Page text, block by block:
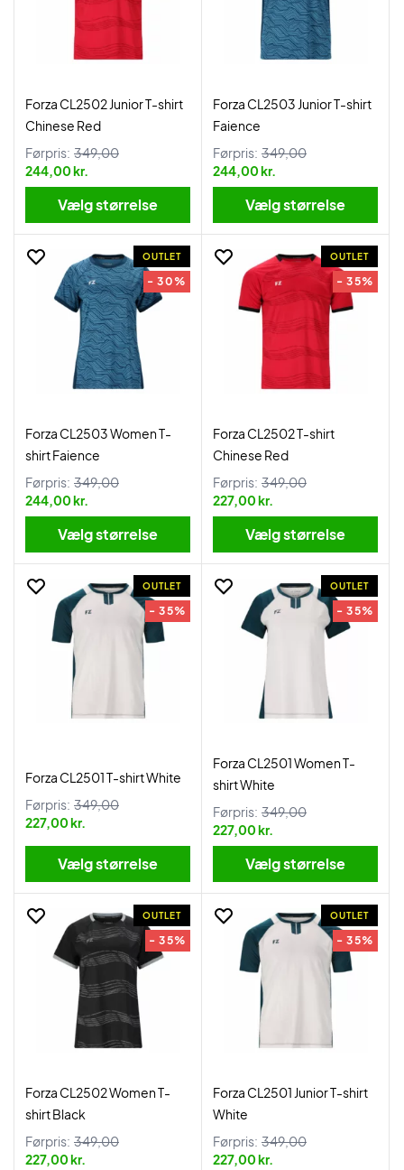
Forza CL2502 Junior T-shirt
Chinese Red
Førpris: 349,00
244,00 kr.
Vælg størrelse
Forza CL2503 Junior T-shirt
Faience
Førpris: 349,00
244,00 kr.
Vælg størrelse
OUTLET
- 30%
Forza CL2503 Women T-
shirt Faience
Førpris: 349,00
244,00 kr.
Vælg størrelse
OUTLET
- 35%
Forza CL2502 T-shirt
Chinese Red
Førpris: 349,00
227,00 kr.
Vælg størrelse
OUTLET
- 35%
Forza CL2501 T-shirt White
Førpris: 349,00
227,00 kr.
Vælg størrelse
OUTLET
- 35%
Forza CL2501 Women T-
shirt White
Førpris: 349,00
227,00 kr.
Vælg størrelse
OUTLET
- 35%
Forza CL2502 Women T-
shirt Black
Førpris: 349,00
227,00 kr.
OUTLET
- 35%
Forza CL2501 Junior T-shirt
White
Førpris: 349,00
227,00 kr.